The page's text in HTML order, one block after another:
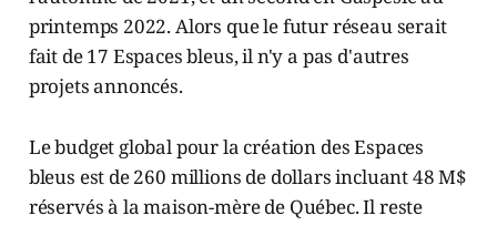
printemps 2022. Alors que le futur réseau serait
fait de 17 Espaces bleus, il n'y a pas d'autres
projets annoncés.
Le budget global pour la création des Espaces
bleus est de 260 millions de dollars incluant 48 M$
réservés à la maison-mère de Québec. Il reste